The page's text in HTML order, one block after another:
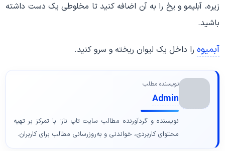
زیره، آبلیمو و یخ را به آن اضافه کنید تا مخلوطی یک دست داشته
باشید.
آبمیوه را داخل یک لیوان ریخته و سرو کنید.
نویسنده مطلب
Admin
نویسنده و گردآورنده مطالب سایت تاپ ناز؛ با تمرکز بر تهیه
محتوای کاربردی، خواندنی و به‌روزرسانی مطالب برای کاربران.